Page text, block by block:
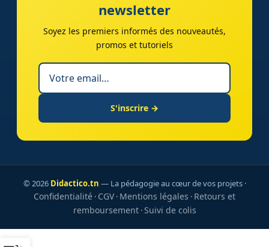
newsletter
Soyez les premiers informés des nouveautés,
promos et tutoriels
S'inscrire →
© 2026 Didactico.tn — La pédagogie au cœur de vos projets ·
Confidentialité · CGV· Mentions légales · Retours et
remboursement·Suivi de colis